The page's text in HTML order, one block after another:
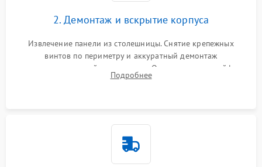
2. Демонтаж и вскрытие корпуса
Извлечение панели из столешницы. Снятие крепежных
винтов по периметру и аккуратный демонтаж
стеклокерамической поверхности. Отсоединение шлейфов
сенсорного блока для доступа к силовым платам, катушкам
Подробнее